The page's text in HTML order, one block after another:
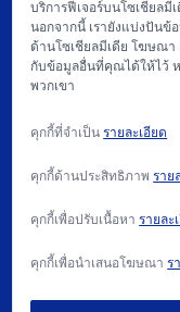
หน้าแรก
เกี่ยวกับเรา
สนับสนุน
ติดต่อเรา
วิธีการซื้อ และ นโยบาย
บริการฟีเจอร์บนโซเชียลมี
นอกจากนี้ เรายังแบ่งปันข้
ด้านโซเชียลมีเดีย โฆษณา
กับข้อมูลอื่นที่คุณได้ให้ไว้ ห
พวกเขา
คุกกี้ที่จำเป็นรายละเอียด
คุกกี้ด้านประสิทธิภาพราย
คุกกี้เพื่อปรับเนื้อหารายละ
คุกกี้เพื่อนำเสนอโฆษณาร